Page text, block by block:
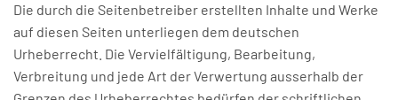
Die durch die Seitenbetreiber erstellten Inhalte und Werke
auf diesen Seiten unterliegen dem deutschen
Urheberrecht. Die Vervielfältigung, Bearbeitung,
Verbreitung und jede Art der Verwertung ausserhalb der